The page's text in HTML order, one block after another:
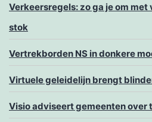
Verkeersregels: zo ga je om
stok
Vertrekborden NS in donkere
Virtuele geleidelijn brengt
Visio adviseert gemeenten over